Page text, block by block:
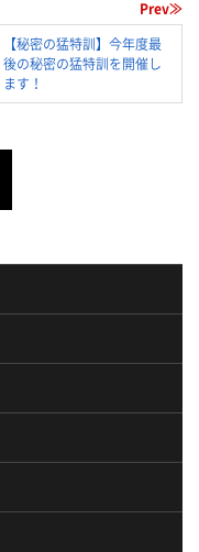
Prev≫
【秘密の猛特訓】今年度最
後の秘密の猛特訓を開催し
ます！